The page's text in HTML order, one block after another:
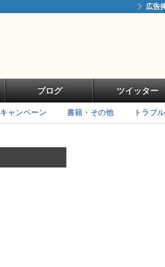
広告
ブログ ツイッター
キャンペーン 書籍・その他 トラブ